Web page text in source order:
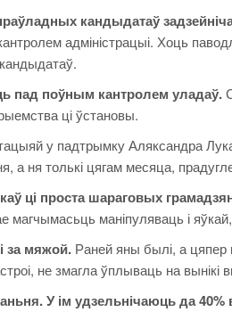
кандыдатаў
адміністрацыі. Хоць
кандыдатаў.
пад поўным кантролем уладаў.
ці ўстановы.
у падтрымку Аляксандра
а ня толькі цягам месяца,
ці проста шараговых
магчымасьць маніпуляваць і
за мяжой. Раней яны былі, а цяпер
не змагла ўплываць на вынікі
У ім удзельнічаюць да 40%